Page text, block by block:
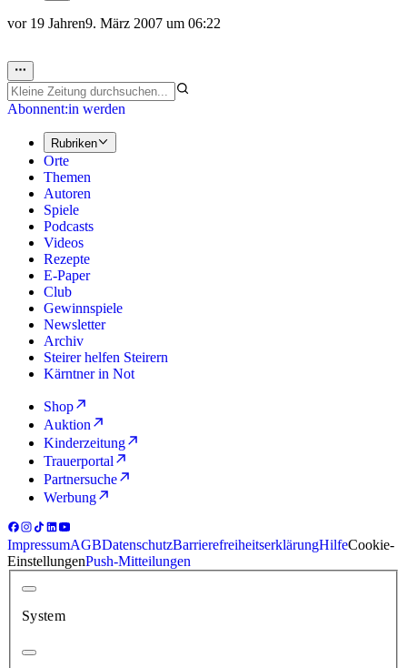
vor 19 Jahren9. März 2007 um 06:22
Abonnent:in werden
Rubriken
Orte
Themen
Autoren
Spiele
Podcasts
Videos
Rezepte
E-Paper
Club
Gewinnspiele
Newsletter
Archiv
Steirer helfen Steirern
Kärntner in Not
Shop
Auktion
Kinderzeitung
Trauerportal
Partnersuche
Werbung
ImpressumAGBDatenschutzBarrierefreiheitserklärungHilfeCookie-
EinstellungenPush-Mitteilungen
System